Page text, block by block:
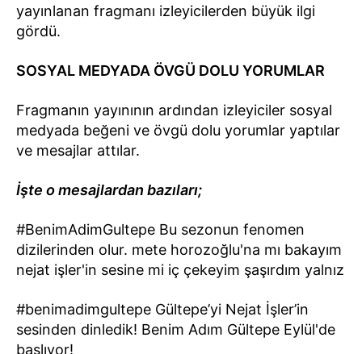
yayınlanan fragmanı izleyicilerden büyük ilgi
gördü.
SOSYAL MEDYADA ÖVGÜ DOLU YORUMLAR
Fragmanın yayınının ardından izleyiciler sosyal
medyada beğeni ve övgü dolu yorumlar yaptılar
ve mesajlar attılar.
İşte o mesajlardan bazıları;
#BenimAdimGultepe Bu sezonun fenomen
dizilerinden olur. mete horozoğlu'na mı bakayım
nejat işler'in sesine mi iç çekeyim şaşırdım yalnız
#benimadimgultepe Gültepe’yi Nejat İşler’in
sesinden dinledik! Benim Adım Gültepe Eylül'de
başlıyor!